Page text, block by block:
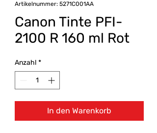
Artikelnummer: 5271C001AA
Canon Tinte PFI-
2100 R 160 ml Rot
Anzahl *
In den Warenkorb